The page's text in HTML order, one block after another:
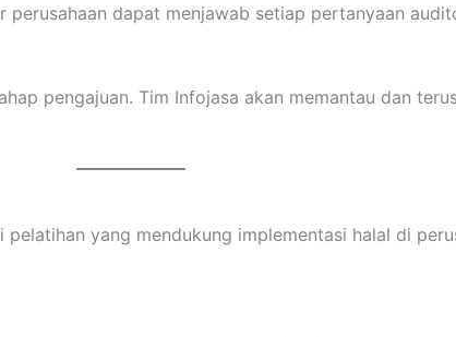
perusahaan dapat menjawab setiap pertanyaan
pengajuan. Tim Infojasa akan memantau dan
yang mendukung implementasi halal di